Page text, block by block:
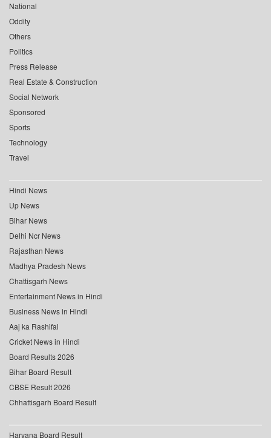
National
Oddity
Others
Politics
Press Release
Real Estate & Construction
Social Network
Sponsored
Sports
Technology
Travel
Hindi News
Up News
Bihar News
Delhi Ncr News
Rajasthan News
Madhya Pradesh News
Chattisgarh News
Entertainment News in Hindi
Business News in Hindi
Aaj ka Rashifal
Cricket News in Hindi
Board Results 2026
Bihar Board Result
CBSE Result 2026
Chhattisgarh Board Result
Haryana Board Result